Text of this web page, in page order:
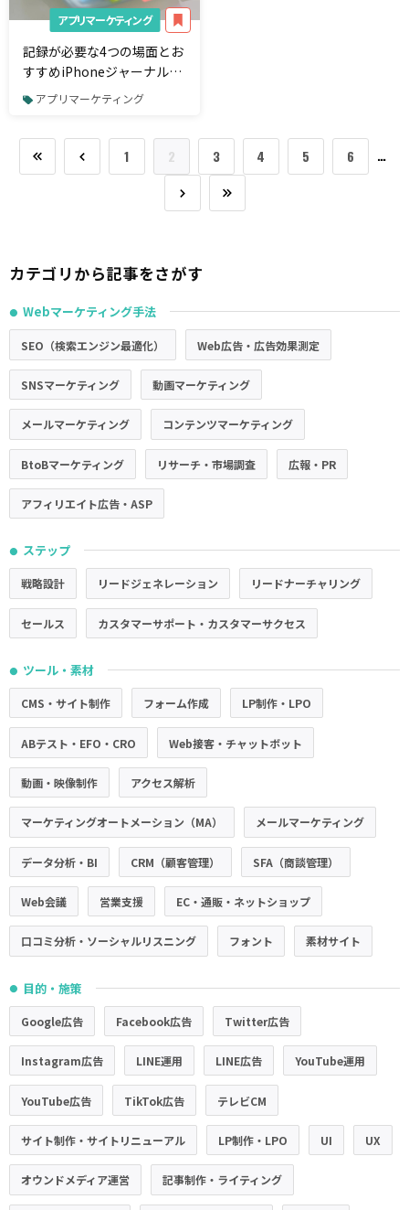
アプリマーケティング
記録が必要な4つの場面とお
すすめiPhoneジャーナルア
プリ5選
アプリマーケティング
1 2 3 4 5 6 …
カテゴリから記事をさがす
● Webマーケティング手法
SEO（検索エンジン最適化） Web広告・広告効果測定
SNSマーケティング 動画マーケティング
メールマーケティング コンテンツマーケティング
BtoBマーケティング リサーチ・市場調査 広報・PR
アフィリエイト広告・ASP
● ステップ
戦略設計 リードジェネレーション リードナーチャリング
セールス カスタマーサポート・カスタマーサクセス
● ツール・素材
CMS・サイト制作 フォーム作成 LP制作・LPO
ABテスト・EFO・CRO Web接客・チャットボット
動画・映像制作 アクセス解析
マーケティングオートメーション（MA） メールマーケティング
データ分析・BI CRM（顧客管理） SFA（商談管理）
Web会議 営業支援 EC・通販・ネットショップ
口コミ分析・ソーシャルリスニング フォント 素材サイト
● 目的・施策
Google広告 Facebook広告 Twitter広告
Instagram広告 LINE運用 LINE広告 YouTube運用
YouTube広告 TikTok広告 テレビCM
サイト制作・サイトリニューアル LP制作・LPO UI UX
オウンドメディア運営 記事制作・ライティング